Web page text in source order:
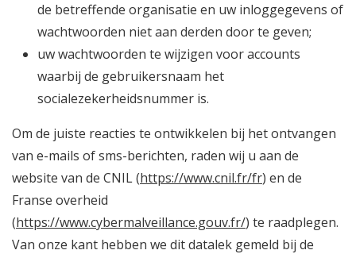
de betreffende organisatie en uw inloggegevens of
wachtwoorden niet aan derden door te geven;
uw wachtwoorden te wijzigen voor accounts
waarbij de gebruikersnaam het
socialezekerheidsnummer is.
Om de juiste reacties te ontwikkelen bij het ontvangen
van e-mails of sms-berichten, raden wij u aan de
website van de CNIL (https://www.cnil.fr/fr) en de
Franse overheid
(https://www.cybermalveillance.gouv.fr/) te raadplegen.
Van onze kant hebben we dit datalek gemeld bij de